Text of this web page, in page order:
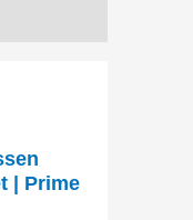
| Prime